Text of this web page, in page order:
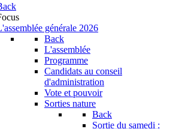
générale 2026
Back
L'assemblée
Programme
Candidats au conseil
d'administration
Vote et pouvoir
Sorties nature
Back
Sortie du samedi :